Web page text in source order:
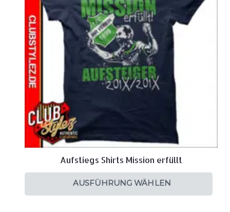
Aufstiegs Shirts Mission erfüllt
AUSFÜHRUNG WÄHLEN